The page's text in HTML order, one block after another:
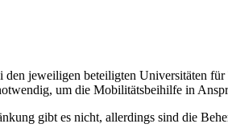
den jeweiligen beteiligten Universitäten
um die Mobilitätsbeihilfe in
gibt es nicht, allerdings sind die